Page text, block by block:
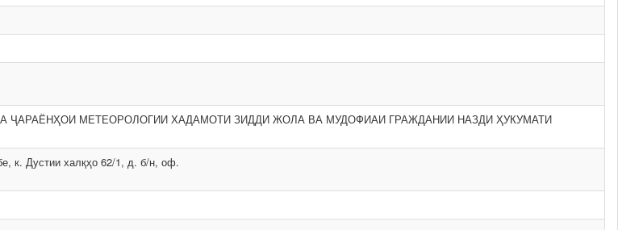
ҶАРАЁНҲОИ МЕТЕОРОЛОГИИ ХАДАМОТИ ЗИДДИ ЖОЛА ВА МУДОФИАИ ГРАЖДАНИИ НАЗДИ ҲУКУМАТИ
к. Дустии халқҳо 62/1, д. б/н, оф.